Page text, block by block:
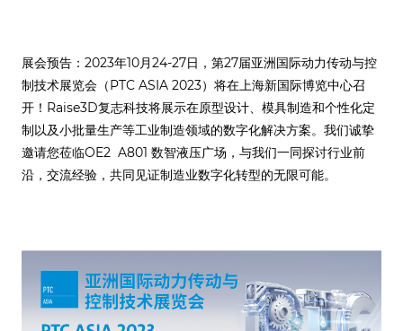
展会预告：2023年10月24-27日，第27届亚洲国际动力传动与控
制技术展览会（PTC ASIA 2023）将在上海新国际博览中心召
开！Raise3D复志科技将展示在原型设计、模具制造和个性化定
制以及小批量生产等工业制造领域的数字化解决方案。我们诚挚
邀请您莅临OE2 A801 数智液压广场，与我们一同探讨行业前
沿，交流经验，共同见证制造业数字化转型的无限可能。